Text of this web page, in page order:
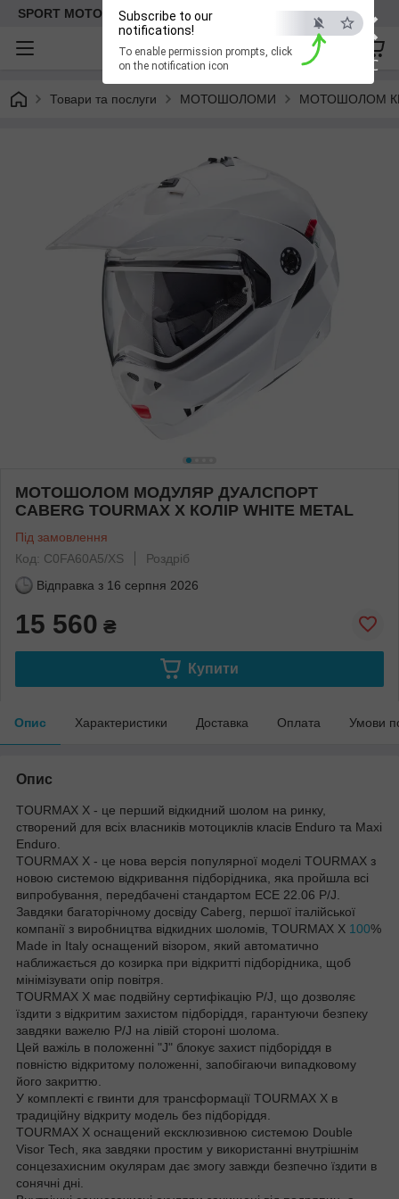
×
ESC
Subscribe to our
notifications!
To enable permission prompts, click
on the notification icon
SPORT MOTO | Інтернет-магазин мототоварів
Товари та послуги МОТОШОЛОМИ МОТОШОЛОМ
МОТОШОЛОМ МОДУЛЯР ДУАЛСПОРТ
CABERG TOURMAX X КОЛІР WHITE METAL
Під замовлення
Код: C0FA60A5/XS
Роздріб
Відправка з 16 серпня 2026
15 560 ₴
Купити
Опис Характеристики Доставка Оплата Умови
Опис
TOURMAX X - це перший відкидний шолом на ринку,
створений для всіх власників мотоциклів класів Enduro та Maxi
Enduro.
TOURMAX X - це нова версія популярної моделі TOURMAX з
новою системою відкривання підборідника, яка пройшла всі
випробування, передбачені стандартом ECE 22.06 P/J.
Завдяки багаторічному досвіду Caberg, першої італійської
компанії з виробництва відкидних шоломів, TOURMAX X 100%
Made in Italy оснащений візором, який автоматично
наближається до козирка при відкритті підборідника, щоб
мінімізувати опір повітря.
TOURMAX X має подвійну сертифікацію P/J, що дозволяє
їздити з відкритим захистом підборіддя, гарантуючи безпеку
завдяки важелю P/J на лівій стороні шолома.
Цей важіль в положенні "J" блокує захист підборіддя в
повністю відкритому положенні, запобігаючи випадковому
його закриттю.
У комплекті є гвинти для трансформації TOURMAX X в
традиційну відкриту модель без підборіддя.
TOURMAX X оснащений ексклюзивною системою Double
Visor Tech, яка завдяки простим у використанні внутрішнім
сонцезахисним окулярам дає змогу завжди безпечно їздити в
сонячні дні.